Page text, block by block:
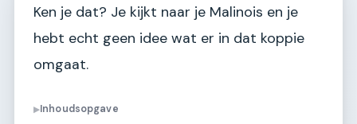
Ken je dat? Je kijkt naar je Malinois en je
hebt echt geen idee wat er in dat koppie
omgaat.
▶Inhoudsopgave